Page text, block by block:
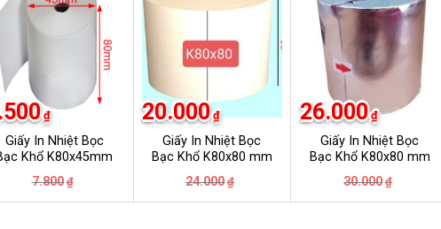
Giấy In Nhiệt Bọc
Khổ K80x45mm
7.800 ₫
là:
₫
tại
Giấy In Nhiệt Bọc
Bạc Khổ K80x80 mm
24.000 ₫
là:
20.000 ₫
tại
Giấy In Nhiệt Bọc
Bạc Khổ K80x80 mm
30.000 ₫
là:
26.000 ₫
tại